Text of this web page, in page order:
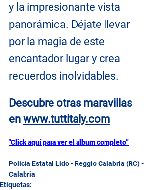
y la impresionante vista
panorámica. Déjate llevar
por la magia de este
encantador lugar y crea
recuerdos inolvidables.
Descubre otras maravillas
en www.tuttitaly.com
"Click aquí para ver el album completo”
Policía Estatal Lido - Reggio Calabria (RC) -
Calabria
Etiquetas: